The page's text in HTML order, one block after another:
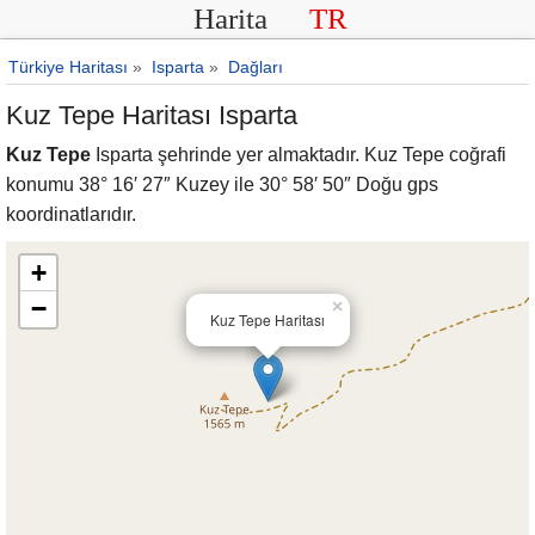
Harita TR
Türkiye Haritası » Isparta » Dağları
Kuz Tepe Haritası Isparta
Kuz Tepe Isparta şehrinde yer almaktadır. Kuz Tepe coğrafi
konumu 38° 16′ 27″ Kuzey ile 30° 58′ 50″ Doğu gps
koordinatlarıdır.
Kuz Tepe Haritası
×
+
−